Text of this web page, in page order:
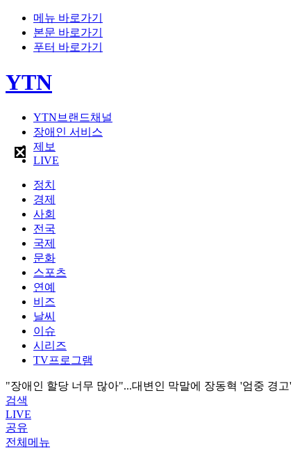
메뉴 바로가기
본문 바로가기
푸터 바로가기
YTN
YTN브랜드채널
장애인 서비스
제보
LIVE
정치
경제
사회
전국
국제
문화
스포츠
연예
비즈
날씨
이슈
시리즈
TV프로그램
"장애인 할당 너무 많아"...대변인 막말에 장동혁 '엄중 경고'
검색
LIVE
공유
전체메뉴